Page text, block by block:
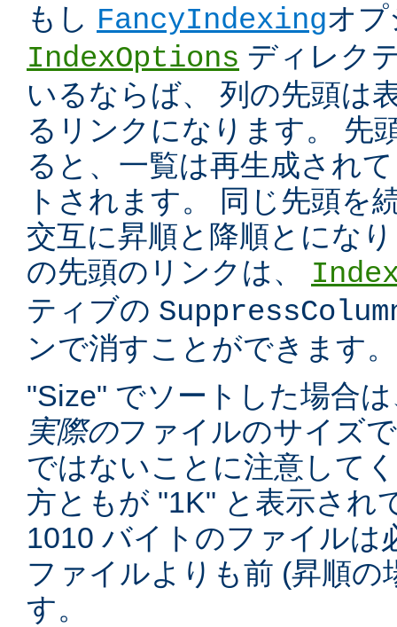
もし FancyIndexingオ
IndexOptions ディレク
いるならば、 列の先頭は
るリンクになります。 先
ると、一覧は再生成され
トされます。 同じ先頭を
交互に昇順と降順とにな
の先頭のリンクは、
ティブの
ンで消すことができます。
"Size" でソートした場合
実際のファイルのサイズ
ではないことに注意して
方ともが "1K" と表示され
1010 バイトのファイルは
ファイルよりも前 (昇順の
す。